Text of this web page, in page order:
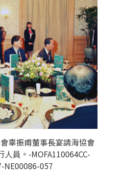
辜振甫董事長宴請海協會
員。-MOFA110064CC-
NE00086-057